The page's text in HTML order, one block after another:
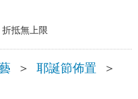
折抵無上限
＞ 耶誕節佈置
＞